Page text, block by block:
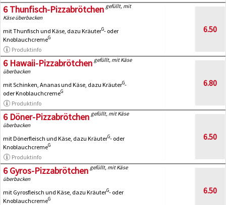
6 Thunfisch-Pizzabrötchen gefüllt, mit
Käse überbacken
mit Thunfisch und Käse, dazu KräuterG- oder
KnoblauchcremeG
Produktinfo
6.50
6 Hawaii-Pizzabrötchen gefüllt, mit Käse
überbacken
mit Schinken, Ananas und Käse, dazu KräuterG-
oder KnoblauchcremeG
Produktinfo
6.80
6 Döner-Pizzabrötchen gefüllt, mit Käse
überbacken
mit Dönerfleisch und Käse, dazu KräuterG- oder
KnoblauchcremeG
Produktinfo
6.50
6 Gyros-Pizzabrötchen gefüllt, mit Käse
überbacken
mit Gyrosfleisch und Käse, dazu KräuterG- oder
KnoblauchcremeG
6.50